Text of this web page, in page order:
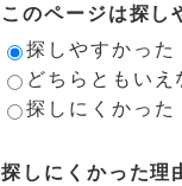
このページは探し
探しやすかった
どちらともいえ
探しにくかった
探しにくかった理